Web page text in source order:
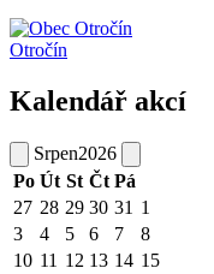
Otročín
Kalendář akcí
Srpen2026
Po Út St Čt Pá
27 28 29 30 31 1
3
4 5 6 7 8
10 11 12 13 14 15